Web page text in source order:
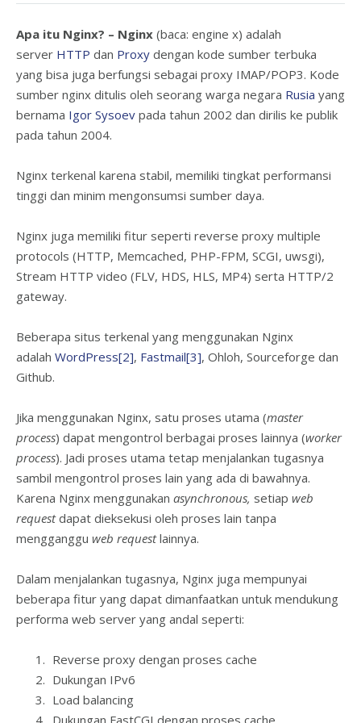
Apa itu Nginx? – Nginx (baca: engine x) adalah
server HTTP dan Proxy dengan kode sumber terbuka
yang bisa juga berfungsi sebagai proxy IMAP/POP3. Kode
sumber nginx ditulis oleh seorang warga negara Rusia yang
bernama Igor Sysoev pada tahun 2002 dan dirilis ke publik
pada tahun 2004.
Nginx terkenal karena stabil, memiliki tingkat performansi
tinggi dan minim mengonsumsi sumber daya.
Nginx juga memiliki fitur seperti reverse proxy multiple
protocols (HTTP, Memcached, PHP-FPM, SCGI, uwsgi),
Stream HTTP video (FLV, HDS, HLS, MP4) serta HTTP/2
gateway.
Beberapa situs terkenal yang menggunakan Nginx
adalah WordPress[2], Fastmail[3], Ohloh, Sourceforge dan
Github.
Jika menggunakan Nginx, satu proses utama (master
process) dapat mengontrol berbagai proses lainnya (worker
process). Jadi proses utama tetap menjalankan tugasnya
sambil mengontrol proses lain yang ada di bawahnya.
Karena Nginx menggunakan asynchronous, setiap web
requestdapat dieksekusi oleh proses lain tanpa
mengganggu web requestlainnya.
Dalam menjalankan tugasnya, Nginx juga mempunyai
beberapa fitur yang dapat dimanfaatkan untuk mendukung
performa web server yang andal seperti:
Reverse proxy dengan proses cache
Dukungan IPv6
Load balancing
Dukungan FastCGI dengan proses cache